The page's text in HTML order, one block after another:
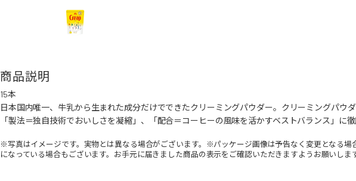
商品説明
15本
日本国内唯一、牛乳から生まれた成分だけでできたクリーミングパウダー。クリーミングパウ
「製法＝独自技術でおいしさを凝縮」、「配合＝コーヒーの風味を活かすベストバランス」に徹
※写真はイメージです。実物とは異なる場合がございます。※パッケージ画像は予告なく変更となる
になっている場合もございます。お手元に届きました商品の表示をご確認いただきますようお願いします